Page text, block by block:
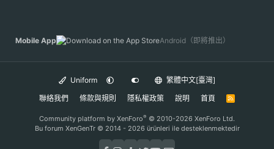
Mobile App Android（即將推出）
Uniform
繁體中文[臺灣]
聯絡我們
條款與規則 隱私權政策 說明 首頁
R
Community platform by XenForo® © 2010-2026 XenForo Ltd.
Bu forum XenGenTr © 2014 - 2026 ürünleri ile desteklenmektedir